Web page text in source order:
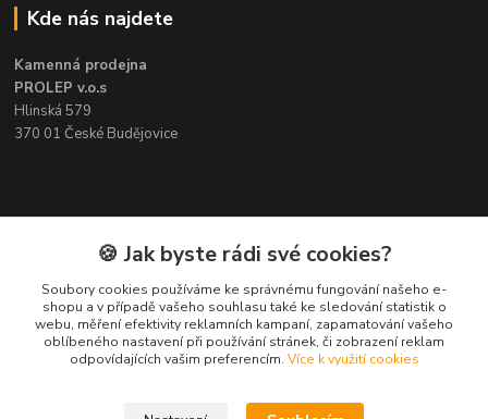
Kde nás najdete
Kamenná prodejna
PROLEP v.o.s
Hlinská 579
370 01 České Budějovice
Kontakt
Pavel Šedivý
+420 602 148 895
Pracovní doba PO - PÁ: 8,00-16,30
🍪 Jak byste rádi své cookies?
Soubory cookies používáme ke správnému fungování našeho e-
shopu a v případě vašeho souhlasu také ke sledování statistik o
webu, měření efektivity reklamních kampaní, zapamatování vašeho
oblíbeného nastavení při používání stránek, či zobrazení reklam
odpovídajících vašim preferencím. Více k využití cookies